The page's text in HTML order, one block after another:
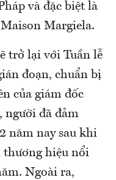
và đặc biệt là
Margiela.
trở lại với Tuần lễ
đoạn, chuẩn bị
của giám đốc
người đã đảm
năm nay sau khi
hiệu nổi
Ngoài ra,